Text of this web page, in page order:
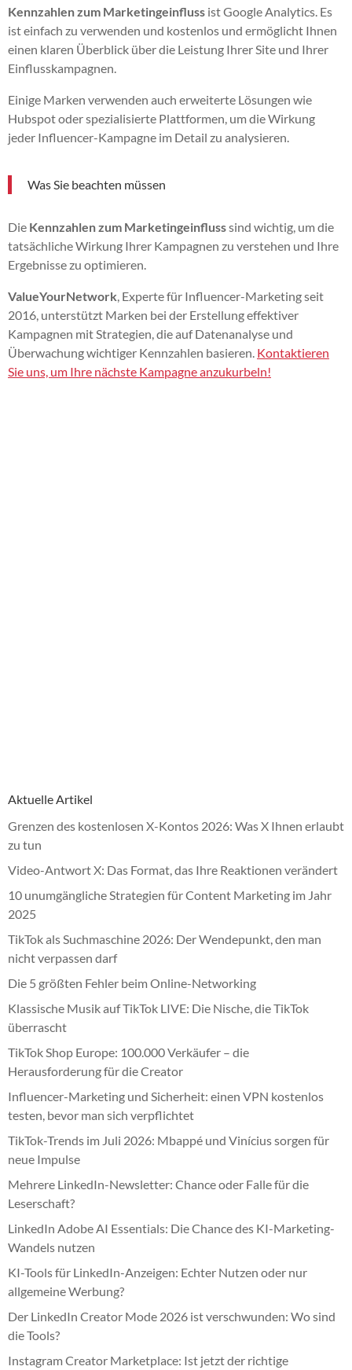
Kennzahlen zum Marketingeinfluss ist Google Analytics. Es
ist einfach zu verwenden und kostenlos und ermöglicht Ihnen
einen klaren Überblick über die Leistung Ihrer Site und Ihrer
Einflusskampagnen.
Einige Marken verwenden auch erweiterte Lösungen wie
Hubspot oder spezialisierte Plattformen, um die Wirkung
jeder Influencer-Kampagne im Detail zu analysieren.
Was Sie beachten müssen
Die Kennzahlen zum Marketingeinflusssind wichtig, um die
tatsächliche Wirkung Ihrer Kampagnen zu verstehen und Ihre
Ergebnisse zu optimieren.
ValueYourNetwork , Experte für Influencer-Marketing seit
2016, unterstützt Marken bei der Erstellung effektiver
Kampagnen mit Strategien, die auf Datenanalyse und
Überwachung wichtiger Kennzahlen basieren. Kontaktieren
Sie uns, um Ihre nächste Kampagne anzukurbeln!
Aktuelle Artikel
Grenzen des kostenlosen X-Kontos 2026: Was X Ihnen erlaubt
zu tun
Video-Antwort X: Das Format, das Ihre Reaktionen verändert
10 unumgängliche Strategien für Content Marketing im Jahr
2025
TikTok als Suchmaschine 2026: Der Wendepunkt, den man
nicht verpassen darf
Die 5 größten Fehler beim Online-Networking
Klassische Musik auf TikTok LIVE: Die Nische, die TikTok
überrascht
TikTok Shop Europe: 100.000 Verkäufer – die
Herausforderung für die Creator
Influencer-Marketing und Sicherheit: einen VPN kostenlos
testen, bevor man sich verpflichtet
TikTok-Trends im Juli 2026: Mbappé und Vinícius sorgen für
neue Impulse
Mehrere LinkedIn-Newsletter: Chance oder Falle für die
Leserschaft?
LinkedIn Adobe AI Essentials: Die Chance des KI-Marketing-
Wandels nutzen
KI-Tools für LinkedIn-Anzeigen: Echter Nutzen oder nur
allgemeine Werbung?
Der LinkedIn Creator Mode 2026 ist verschwunden: Wo sind
die Tools?
Instagram Creator Marketplace: Ist jetzt der richtige